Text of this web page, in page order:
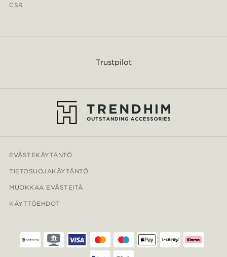
CSR
Trustpilot
EVÄSTEKÄYTÄNTÖ
TIETOSUOJAKÄYTÄNTÖ
MUOKKAA EVÄSTEITÄ
KÄYTTÖEHDOT